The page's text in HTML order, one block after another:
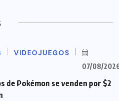
VIDEOJUEGOS
07/08/
de Pokémon se venden por $2